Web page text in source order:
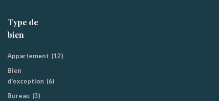
Type de
bien
Appartement (12)
Bien
d'exception (6)
Bureau (3)